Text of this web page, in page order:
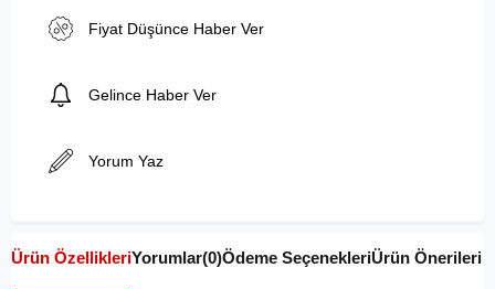
Fiyat Düşünce Haber Ver
Gelince Haber Ver
Yorum Yaz
Ürün ÖzellikleriYorumlar(0)Ödeme SeçenekleriÜrün Önerileri